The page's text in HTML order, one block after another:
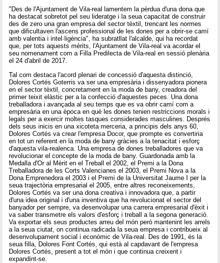
"Des de l'Ajuntament de Vila-real lamentem la pèrdua d'una dona que
ha destacat sobretot pel seu lideratge i la seua capacitat de construir
des de zero una gran empresa del sector tèxtil, trencant les normes
que dificultaven l'ascens professional de les dones per a obrir-se camí
amb valentia i intel·ligència", ha subratllat l'alcalde, qui ha recordat
que, per tots aquests mèrits, l'Ajuntament de Vila-real va acordar el
seu nomenament com a Filla Predilecta de Vila-real en sessió plenària
el 24 d'abril de 2017.
Tal com destaca l'acord plenari de concessió d'aquesta distinció,
Dolores Cortés Goterris va ser una empresària i dissenyadora pionera
en el sector tèxtil, concretament en la moda de bany, creadora del
primer teixit elàstic per a la confecció d'aquestes peces. Una dona
treballadora i avançada al seu temps que es va obrir camí com a
empresària en una època en què les dones tenien restriccions morals i
legals per a exercir moltes tasques considerades masculines. Després
dels seus inicis en una xicoteta merceria, a principis dels anys 60,
Dolores Cortés va crear l'empresa Docor, que prompte es convertiria
en tot un referent en la moda de bany gràcies a la tenacitat i esforç
d'aquesta vila-realenca. Una empresa de dones treballadores que va
revolucionar el concepte de la moda de bany. Guardonada amb la
Medalla d'Or al Mèrit en el Treball el 2002, el Premi a la Dona
Treballadora de les Corts Valencianes el 2003, el Premi Nova a la
Dona Emprenedora el 2003 i el Premi de la Universitat Jaume I per la
seua trajectòria empresarial el 2005, entre altres reconeixements,
Dolores Cortés va ser una dona creativa i innovadora que, a partir
d'una idea original i d'una inventiva que ha revolucionat el sector del
banyador per sempre, va desenvolupar una carrera empresarial d'èxit i
va saber transmetre els valors d'esforç i treball a la segona generació.
Va exportar els seus productes arreu del món però mantenint les arrels
a la seua ciutat, on continua radicada la seua empresa i contribueix al
desenvolupament social i econòmic de Vila-real. Des de 1991, és la
seua filla, Dolores Font Cortés, qui està al capdavant de l'empresa
Dolores Cortés, present a tot el món i que continua creixent i
expandint-se.